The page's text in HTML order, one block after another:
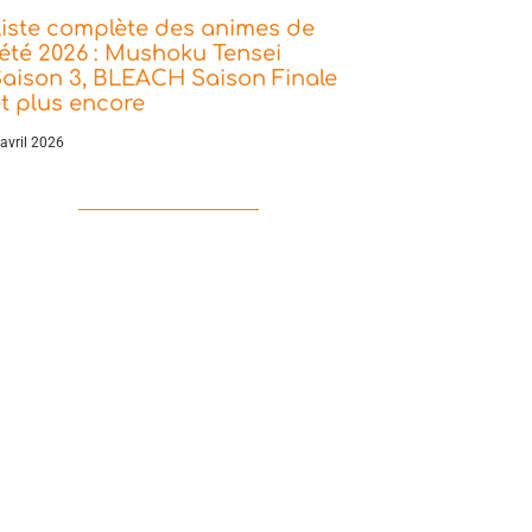
complète des animes de
2026 : Mushoku Tensei
3, BLEACH Saison Finale
plus encore
2026